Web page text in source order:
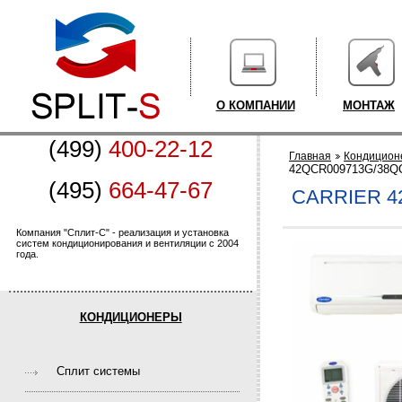
О КОМПАНИИ МОНТАЖ
(499) 400-22-12
(495) 664-47-67
Компания "Сплит-С" - реализация и установка
систем кондиционирования и вентиляции с 2004
года.
КОНДИЦИОНЕРЫ
Cплит системы
Главная
42QCR009713G/
CARRIER